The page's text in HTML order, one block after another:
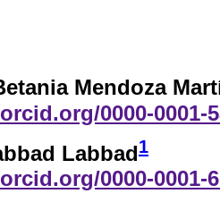
Mendoza
0000-0001-
Labbad1
0000-0001-